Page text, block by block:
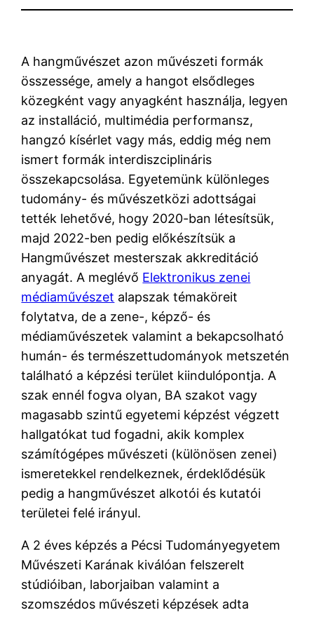
A hangművészet azon művészeti formák
összessége, amely a hangot elsődleges
közegként vagy anyagként használja, legyen
az installáció, multimédia performansz,
hangzó kísérlet vagy más, eddig még nem
ismert formák interdiszciplináris
összekapcsolása. Egyetemünk különleges
tudomány- és művészetközi adottságai
tették lehetővé, hogy 2020-ban létesítsük,
majd 2022-ben pedig előkészítsük a
Hangművészet mesterszak akkreditáció
anyagát. A meglévő Elektronikus zenei
médiaművészet alapszak témaköreit
folytatva, de a zene-, képző- és
médiaművészetek valamint a bekapcsolható
humán- és természettudományok metszetén
található a képzési terület kiindulópontja. A
szak ennél fogva olyan, BA szakot vagy
magasabb szintű egyetemi képzést végzett
hallgatókat tud fogadni, akik komplex
számítógépes művészeti (különösen zenei)
ismeretekkel rendelkeznek, érdeklődésük
pedig a hangművészet alkotói és kutatói
területei felé irányul.
A 2 éves képzés a Pécsi Tudományegyetem
Művészeti Karának kiválóan felszerelt
stúdióiban, laborjaiban valamint a
szomszédos művészeti képzések adta